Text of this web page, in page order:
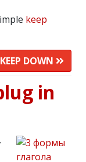
keep
KEEP DOWN
in